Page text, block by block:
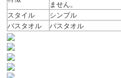
ません。
スタイル
シンプル
バスタオル
バスタオル